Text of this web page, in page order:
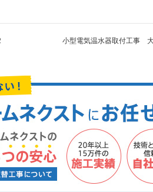
小型電気温水器取付工事